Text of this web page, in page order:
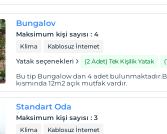
Bungalov
Maksimum kişi sayısı :4
Klima Kablosuz İnternet
Yatak seçenekleri (2 Adet) Tek Kişilik Yatak
Bu tip Bungalow dan 4 adet
kısmında 12m2 açık mutfak vardır.
Standart Oda
Maksimum kişi sayısı :3
Klima Kablosuz İnternet